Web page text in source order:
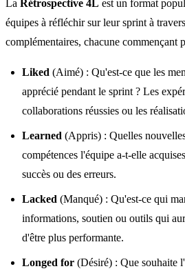
La Rétrospective 4L est un format
équipes à réfléchir sur leur sprint à
complémentaires, chacune commençant
Liked (Aimé) : Qu'est-ce que les
apprécié pendant le sprint ? Les
collaborations réussies ou les
Learned (Appris) : Quelles
compétences l'équipe a-t-elle
succès ou des erreurs.
Lacked (Manqué) : Qu'est-ce qui
informations, soutien ou outils qui
d'être plus performante.
Longed for (Désiré) : Que souhaite